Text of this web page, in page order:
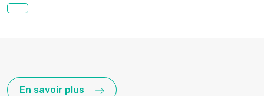
En savoir plus